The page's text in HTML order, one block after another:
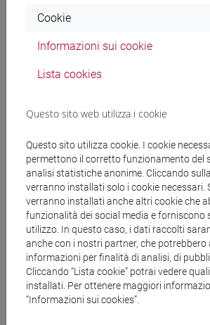
[ETR30]
ECONOMIA AZIENDALE - 1
[ET0017]
DATA ANALYTICS FOR
AND SOCIETY [EMR14]
magistrale (DM270)
DIGITAL BUSINESS
cfu) [EM1406]
ECONOMIA E
Cookie
Informazioni sui cookie
Lista cookies
Questo sito web utilizza i cookie
Questo sito utilizza cookie. I cookie
permettono il corretto funzionamento del
analisi statistiche anonime. Cliccando
verranno installati solo i cookie necessari.
verranno installati anche altri cookie che
funzionalità dei social media e forniscono
utilizzo. In questo caso, i dati raccolti
anche con i nostri partner, che
informazioni per finalità di analisi, di
Cliccando “Lista cookie” potrai vedere
installati. Per ottenere maggiori
“Informazioni sui cookies”.